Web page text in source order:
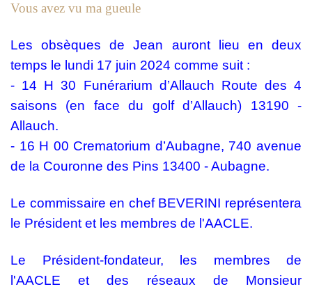
Vous avez vu ma gueule
Les obsèques de Jean auront lieu en deux
temps le lundi 17 juin 2024 comme suit :
- 14 H 30 Funérarium d’Allauch Route des 4
saisons (en face du golf d’Allauch) 13190 -
Allauch.
- 16 H 00 Crematorium d’Aubagne, 740 avenue
de la Couronne des Pins 13400 - Aubagne.
Le commissaire en chef BEVERINI représentera
le Président et les membres de l'AACLE.
Le Président-fondateur, les membres de
l'AACLE et des réseaux de Monsieur